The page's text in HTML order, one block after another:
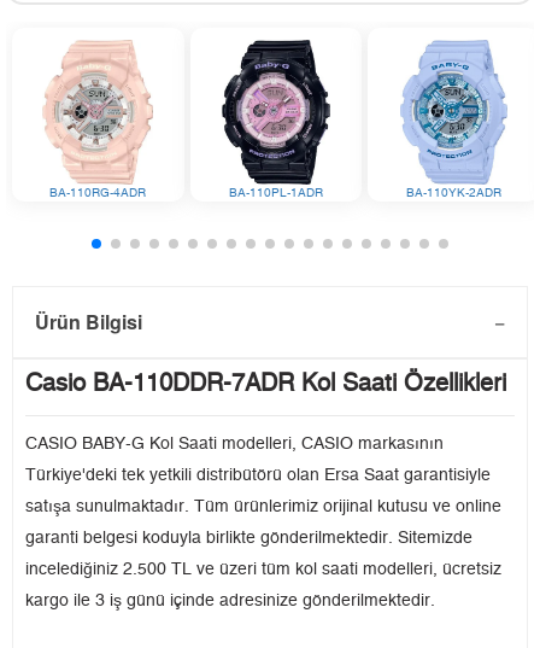
BA-110RG-4ADR BA-110PL-1ADR BA-110YK-2ADR
Ürün Bilgisi
Casio BA-110DDR-7ADR Kol Saati Özellikleri
CASIO BABY-G Kol Saati modelleri, CASIO markasının
Türkiye'deki tek yetkili distribütörü olan Ersa Saat garantisiyle
satışa sunulmaktadır. Tüm ürünlerimiz orijinal kutusu ve online
garanti belgesi koduyla birlikte gönderilmektedir. Sitemizde
incelediğiniz 2.500 TL ve üzeri tüm kol saati modelleri, ücretsiz
kargo ile 3 iş günü içinde adresinize gönderilmektedir.